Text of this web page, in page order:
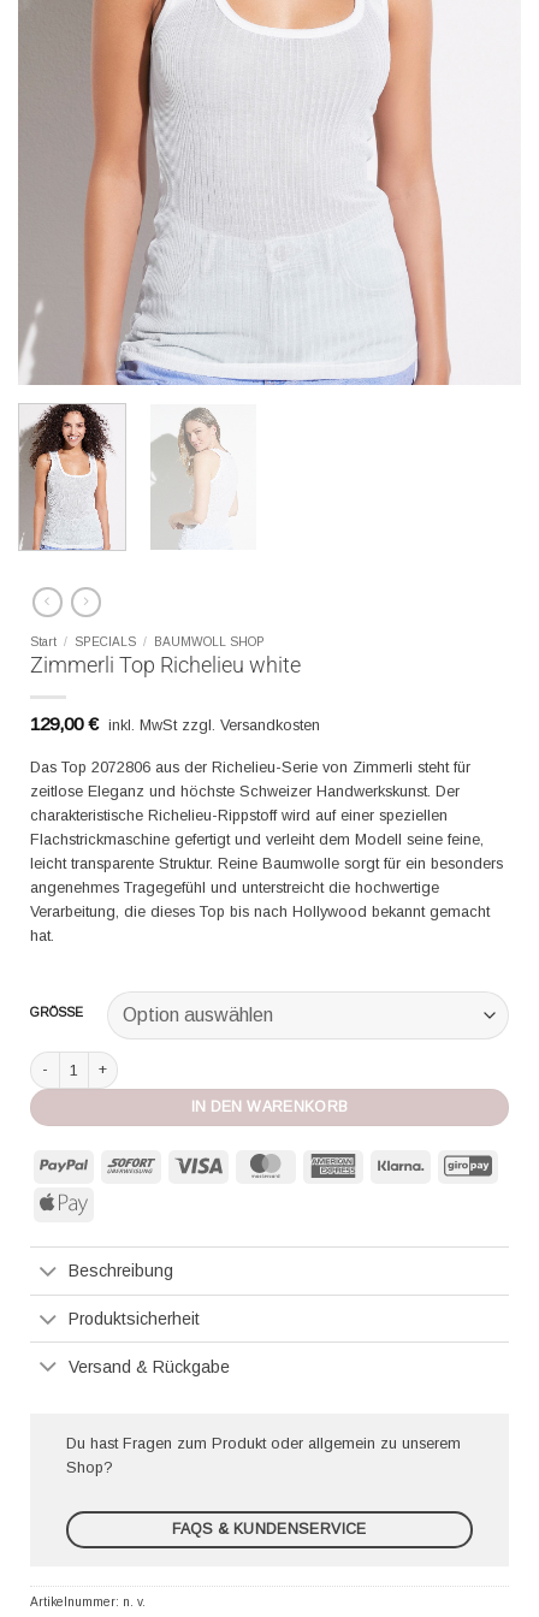
Start / SPECIALS / BAUMWOLL SHOP
Zimmerli Top Richelieu white
129,00€ inkl. MwSt zzgl. Versandkosten
Das Top 2072806 aus der Richelieu-Serie von Zimmerli steht für
zeitlose Eleganz und höchste Schweizer Handwerkskunst. Der
charakteristische Richelieu-Rippstoff wird auf einer speziellen
Flachstrickmaschine gefertigt und verleiht dem Modell seine feine,
leicht transparente Struktur. Reine Baumwolle sorgt für ein besonders
angenehmes Tragegefühl und unterstreicht die hochwertige
Verarbeitung, die dieses Top bis nach Hollywood bekannt gemacht
hat.
GRÖSSE
Zimmerli Top Richelieu white Menge
IN DEN WARENKORB
PayPal Sofort MasterCard American
Klarna
Apple
Beschreibung
Produktsicherheit
Versand & Rückgabe
Du hast Fragen zum Produkt oder allgemein zu unserem
Shop?
FAQS & KUNDENSERVICE
Artikelnummer: n. v.